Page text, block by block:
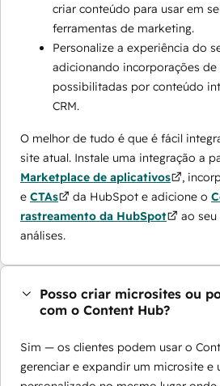
criar conteúdo para usar em
ferramentas de marketing.
Personalize a experiência do
adicionando incorporações de
possibilitadas por conteúdo
CRM.
O melhor de tudo é que é fácil
site atual. Instale uma integração a
Marketplace de aplicativos
,
e CTAs da HubSpot e adicione o
rastreamento da HubSpot
ao
análises.
Posso criar microsites ou
com o Content Hub?
Sim — os clientes podem usar o
gerenciar e expandir um microsite e